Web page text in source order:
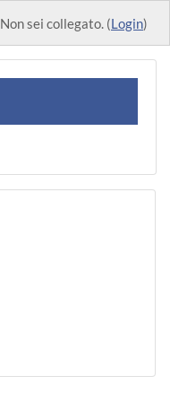
Non sei collegato. (Login)